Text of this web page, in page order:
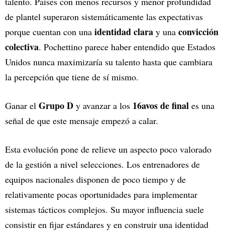
de plantel superaron sistemáticamente las expectativas
porque cuentan con una identidad clara y una convicción
colectiva. Pochettino parece haber entendido que Estados
Unidos nunca maximizaría su talento hasta que cambiara
la percepción que tiene de sí mismo.
Ganar el Grupo D y avanzar a los 16avos de final es una
señal de que este mensaje empezó a calar.
Esta evolución pone de relieve un aspecto poco valorado
de la gestión a nivel selecciones. Los entrenadores de
equipos nacionales disponen de poco tiempo y de
relativamente pocas oportunidades para implementar
sistemas tácticos complejos. Su mayor influencia suele
consistir en fijar estándares y en construir una identidad